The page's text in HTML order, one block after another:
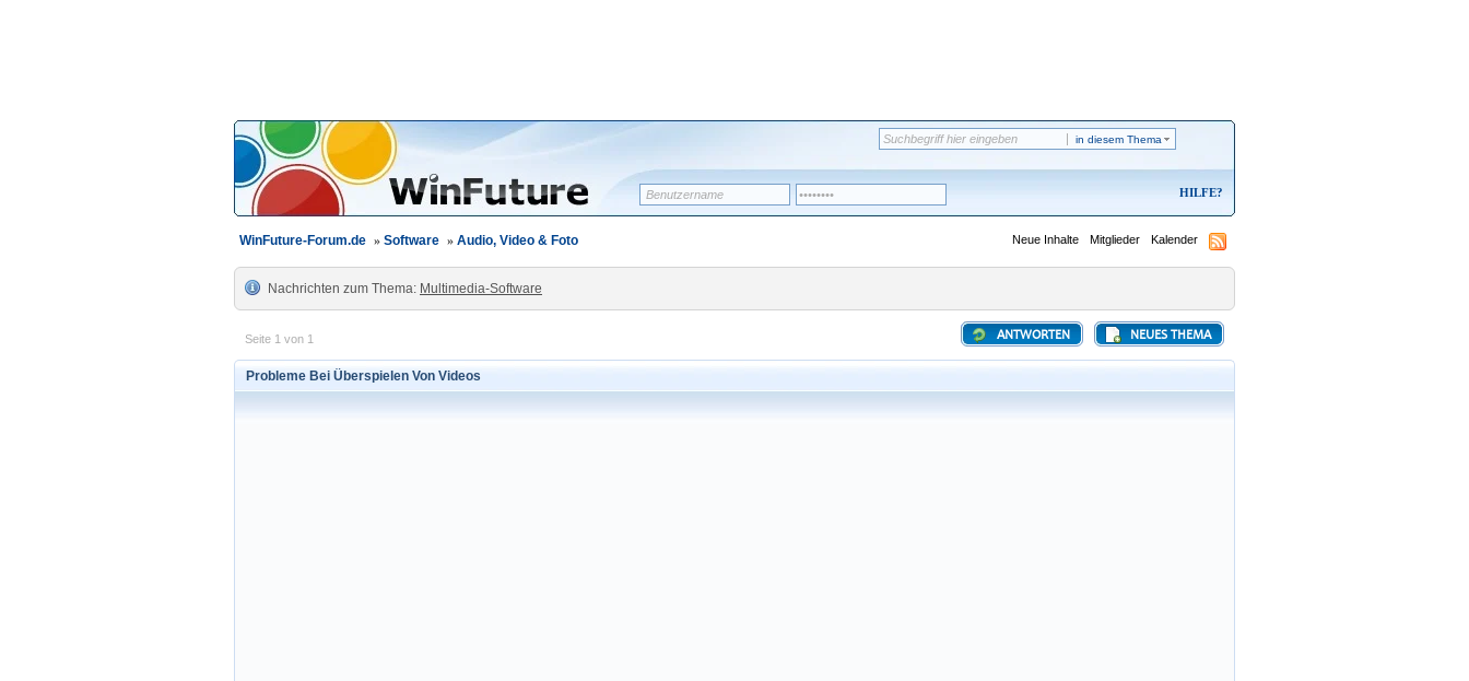
in diesem Thema
HILFE
WinFuture-Forum.de » Software » Audio, Video & Foto Neue Inhalte Mitglieder Kalender
Nachrichten zum Thema: Multimedia-Software
Seite 1 von 1 NEUES THEMA
ANTWORTEN
Probleme Bei Überspielen Von Videos